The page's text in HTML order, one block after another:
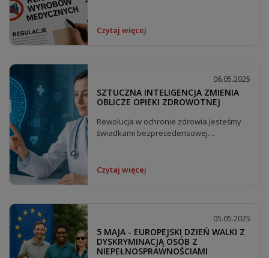
Czytaj więcej
06.05.2025
SZTUCZNA INTELIGENCJA ZMIENIA
OBLICZE OPIEKI ZDROWOTNEJ
Rewolucja w ochronie zdrowia Jesteśmy
świadkami bezprecedensowej
Czytaj więcej
05.05.2025
5 MAJA - EUROPEJSKI DZIEŃ WALKI Z
DYSKRYMINACJĄ OSÓB Z
NIEPEŁNOSPRAWNOŚCIAMI